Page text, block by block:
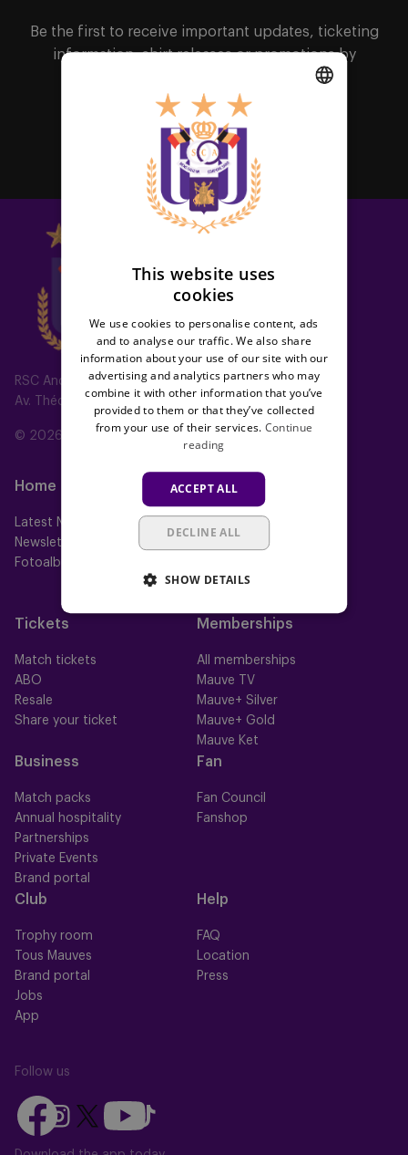
RSC Anderlecht
Av. Théo Verbeeck 2, 1070 Anderlecht, Belgium
© 2026 RSC Anderlecht
Home
Latest News
Newsletter
Fotoalbums
Teams
Neerpede
Tickets
Match tickets
ABO
Resale
Share your ticket
Memberships
All memberships
Mauve TV
Mauve+ Silver
Mauve+ Gold
Mauve Ket
Business
Match packs
Annual hospitality
Partnerships
Private Events
Brand portal
Fan
Fan Council
Fanshop
Club
Trophy room
Tous Mauves
Brand portal
Jobs
App
Help
FAQ
Location
Press
Follow us
Follow
us
on
Follow
us
Follow
Follow
us
on
Follow
us
Be the first to receive important updates, ticketing
information, shirt releases or promotions by
Subscribe
This website uses
cookies
We use cookies to personalise content, ads
and to analyse our traffic. We also share
information about your use of our site with our
advertising and analytics partners who may
combine it with other information that you’ve
provided to them or that they’ve collected
from your use of their services. Continue
reading
ACCEPT ALL
DECLINE ALL
SHOW DETAILS